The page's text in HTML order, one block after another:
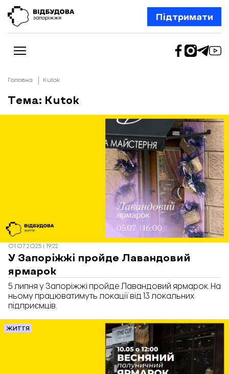
Підтримати
Новини
Головна Кutok
Тема: Кutok
01.07.2025 | 19:22
У Запоріжжі пройде Лавандовий
ярмарок
5 липня у Запоріжжі пройде Лавандовий ярмарок. На
ньому працюватимуть локації від 13 локальних
підприємців.
ЖИТТЯ